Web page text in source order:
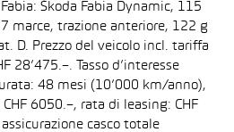
Škoda Fabia Dynamic, 115
7 marce, trazione anteriore, 122 g
D. Prezzo del veicolo incl. tariffa
28’475.–. Tasso d’interesse
48 mesi (10’000 km/anno),
6050.–, rata di leasing: CHF
casco totale